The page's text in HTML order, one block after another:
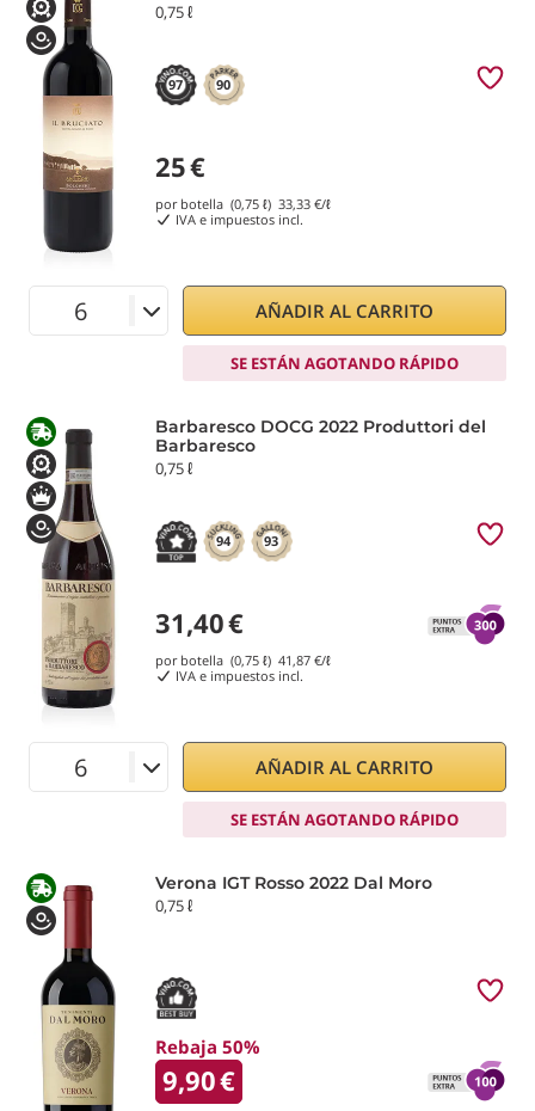
0,75 ℓ
97 90
25€
por botella (0,75 ℓ) 33,33 €/ℓ
IVA e impuestos incl.
AÑADIR AL CARRITO
SE ESTÁN AGOTANDO RÁPIDO
Barbaresco DOCG 2022 Produttori del
Barbaresco
0,75 ℓ
94 93
31,40€
por botella (0,75 ℓ) 41,87 €/ℓ
IVA e impuestos incl.
AÑADIR AL CARRITO
SE ESTÁN AGOTANDO RÁPIDO
Verona IGT Rosso 2022 Dal Moro
0,75 ℓ
Rebaja 50%
9,90€